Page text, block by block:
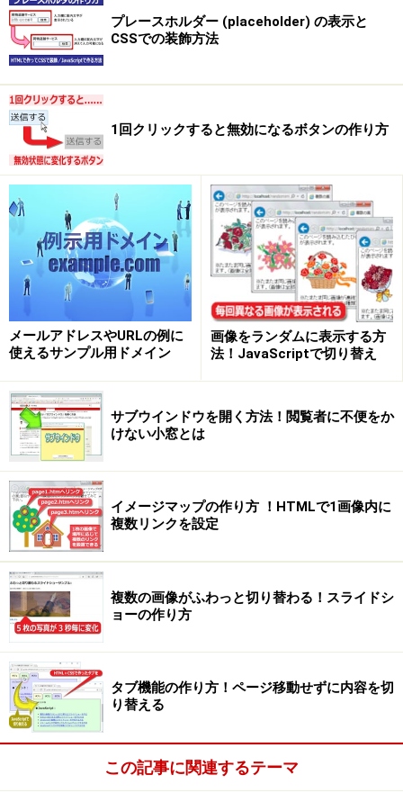
プレースホルダー (placeholder) の表示と
CSSでの装飾方法
1回クリックすると無効になるボタンの作り方
メールアドレスやURLの例に
使えるサンプル用ドメイン
画像をランダムに表示する方
法！JavaScriptで切り替え
サブウインドウを開く方法！閲覧者に不便をか
けない小窓とは
イメージマップの作り方 ！HTMLで1画像内に
複数リンクを設定
複数の画像がふわっと切り替わる！スライドシ
ョーの作り方
タブ機能の作り方！ページ移動せずに内容を切
り替える
この記事に関連するテーマ